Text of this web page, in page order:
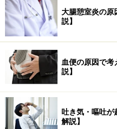
そして、胃粘膜の萎縮の程
べます。ペプシノゲンとは
す。ピロリ菌に感染すると
膜が弱って（萎縮して）、
こうなると胃から出ること
まうので、ペプシノゲンも
出が悪いということは、胃
す。このように、ペプシ
度」がわかります。ペプシ
大腸憩室炎の原
説】
血便の原因で考
説】
吐き気・嘔吐が
解説】